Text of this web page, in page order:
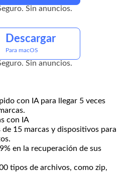
Sin anuncios.
Descargar
Para macOS
Sin anuncios.
con IA para llegar 5 veces
con IA
15 marcas y dispositivos para
en la recuperación de sus
tipos de archivos, como zip,